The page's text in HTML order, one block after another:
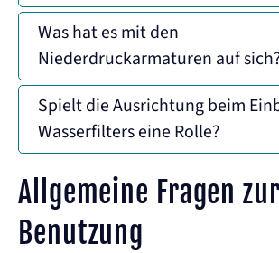
Was hat es mit den
Niederdruckarmaturen auf
Spielt die Ausrichtung beim
Wasserfilters eine Rolle?
Allgemeine Fragen zur
Benutzung